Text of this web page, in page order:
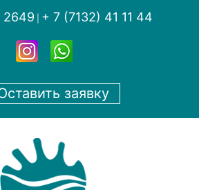
2649 + 7 (7132) 41 11 44
заявку